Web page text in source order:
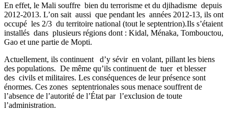
En effet, le Mali souffre bien du terrorisme et du djihadisme depuis
2012-2013. L’on sait aussi que pendant les années 2012-13, ils ont
occupé les 2/3 du territoire national (tout le septentrion).Ils s’étaient
installés dans plusieurs régions dont : Kidal, Ménaka, Tombouctou,
Gao et une partie de Mopti.
Actuellement, ils continuent d’y sévir en volant, pillant les biens
des populations. De même qu’ils continuent de tuer et blesser
des civils et militaires. Les conséquences de leur présence sont
énormes. Ces zones septentrionales sous menace souffrent de
l’absence de l’autorité de l’État par l’exclusion de toute
l’administration.